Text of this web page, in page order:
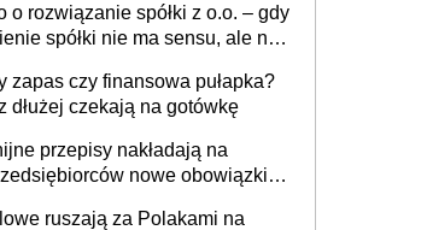
o rozwiązanie spółki z o.o. – gdy
spółki nie ma sensu, ale nie
zapas czy finansowa pułapka?
dłużej czekają na gotówkę
przepisy nakładają na
nowe obowiązki w
ruszają za Polakami na